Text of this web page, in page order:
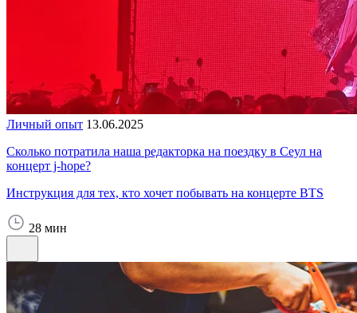
Личный опыт 13.06.2025
Сколько потратила наша редакторка на поездку в Сеул на
концерт j-hope?
Инструкция для тех, кто хочет побывать на концерте BTS
28 мин